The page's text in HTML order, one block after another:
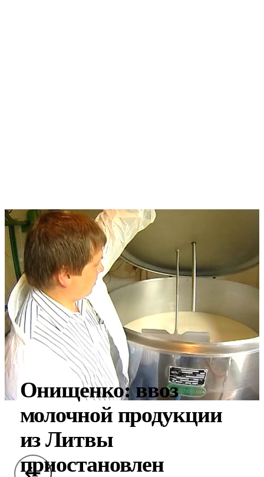
Онищенко: ввоз
молочной продукции
из Литвы
приостановлен